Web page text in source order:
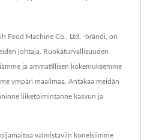
Food Machine Co., Ltd. -brändi, on
johtaja. Ruokaturvallisuuden
ja ammatillisen kokemuksemme
ympäri maailmaa. Antakaa meidän
liiketoimintanne kasvun ja
valmistaviin koneisiimme